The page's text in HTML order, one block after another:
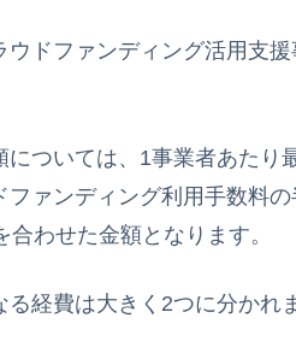
ウドファンディング活用支
については、1事業者あた
ファンディング利用手数料
合わせた金額となります。
経費は大きく2つに分かれ